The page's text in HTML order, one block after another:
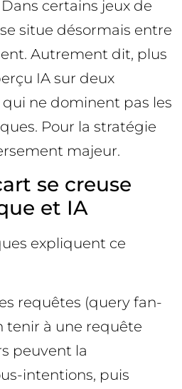
certains jeux de
situe désormais entre
Autrement dit, plus
IA sur deux
ne dominent pas les
Pour la stratégie
majeur.
se creuse
et IA
expliquent ce
requêtes (query fan-
tenir à une requête
peuvent la
intentions, puis